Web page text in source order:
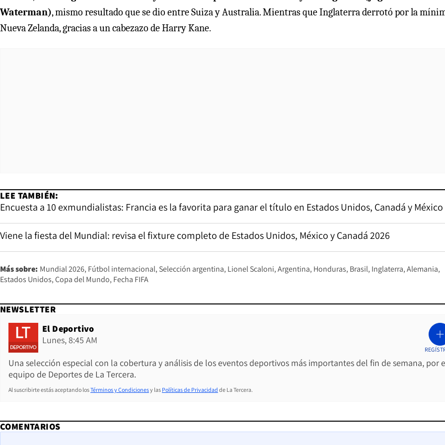
Waterman), mismo resultado que se dio entre Suiza y Australia. Mientras que Inglaterra derrotó por la
Nueva Zelanda, gracias a un cabezazo de Harry Kane.
LEE TAMBIÉN:
Encuesta a 10 exmundialistas: Francia es la favorita para ganar el título en Estados Unidos, Canadá y México
Viene la fiesta del Mundial: revisa el fixture completo de Estados Unidos, México y Canadá 2026
Más sobre: Mundial 2026 Fútbol internacional Selección argentina Lionel Scaloni Argentina Honduras Brasil Inglaterra Alemania
Estados Unidos Copa del Mundo Fecha FIFA
NEWSLETTER
El Deportivo
Lunes, 8:45 AM
Una selección especial con la cobertura y análisis de los eventos deportivos más importantes del fin de semana, por
equipo de Deportes de La Tercera.
Al suscribirte estás aceptando losTérminos y Condicionesy las Políticas de Privacidad de La Tercera.
COMENTARIOS